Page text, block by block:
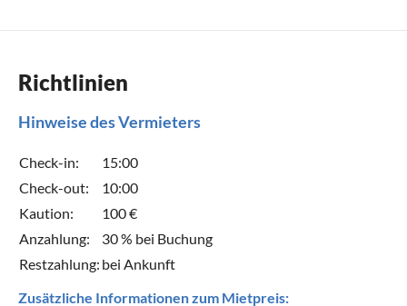
Richtlinien
Hinweise des Vermieters
Check-in:
15:00
Check-out:
10:00
Kaution:
100 €
Anzahlung:
30 % bei Buchung
Restzahlung: bei Ankunft
Zusätzliche Informationen zum Mietpreis: